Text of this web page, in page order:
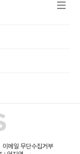
이메일 무단수집거부